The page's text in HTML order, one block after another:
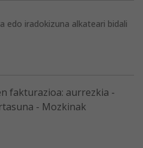
edo iradokizuna alkateari bidali
fakturazioa: aurrezkia -
- Mozkinak